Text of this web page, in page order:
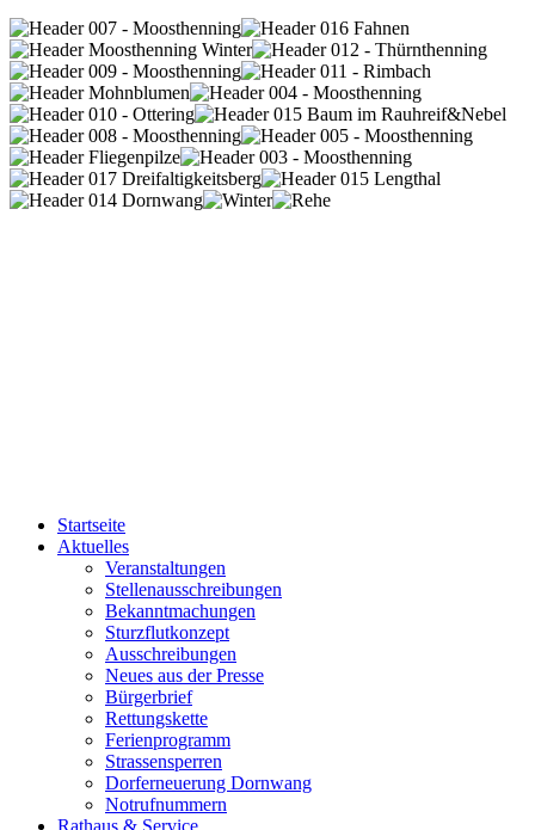
Startseite
Aktuelles
Veranstaltungen
Stellenausschreibungen
Bekanntmachungen
Sturzflutkonzept
Ausschreibungen
Neues aus der Presse
Bürgerbrief
Rettungskette
Ferienprogramm
Strassensperren
Dorferneuerung Dornwang
Notrufnummern
Rathaus & Service